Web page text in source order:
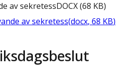
av sekretessDOCX(68 KB)
av sekretess(docx, 68 KB)